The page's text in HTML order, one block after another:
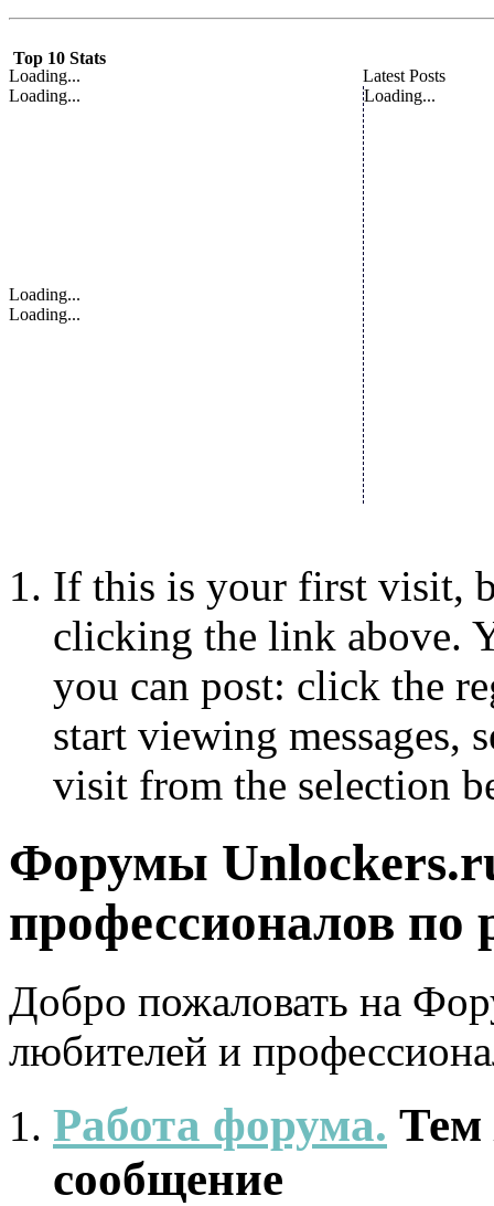
Top 10 Stats
Loading...
Latest Posts
Loading...
Loading...
Loading...
Loading...
If this is your first visit,
clicking the link above.
you can post: click the
start viewing messages,
visit from the selection
Форумы
профессионалов по
Добро пожаловать на
любителей и
Работа форума.
сообщение